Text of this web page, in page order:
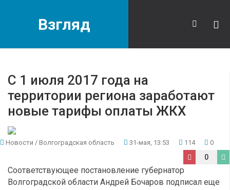
Взгляд
С 1 июля 2017 года на
территории региона заработают
новые тарифы оплаты ЖКХ
Новости / Волгоградская область 31-мая, 13:53 114 0
0
Соответствующее постановление губернатор
Волгоградской области Андрей Бочаров подписал еще